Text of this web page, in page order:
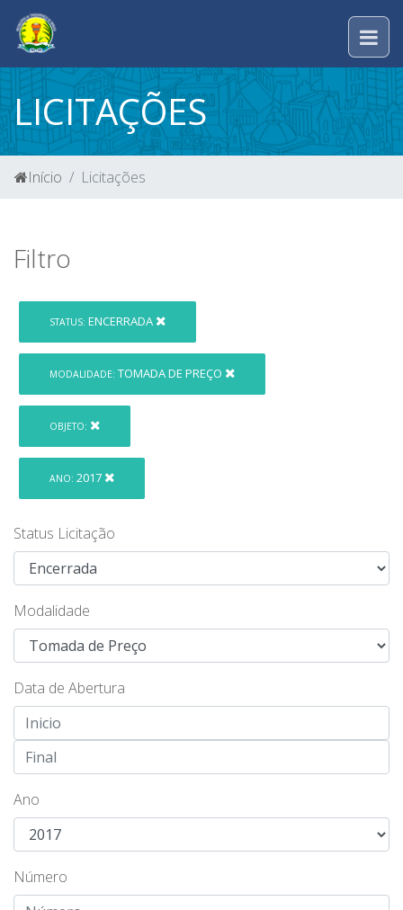
LICITAÇÕES
Início Licitações
Filtro
STATUS: ENCERRADA
MODALIDADE: TOMADA DE PREÇO
OBJETO:
ANO: 2017
Status Licitação
Modalidade
Data de Abertura
Ano
Número